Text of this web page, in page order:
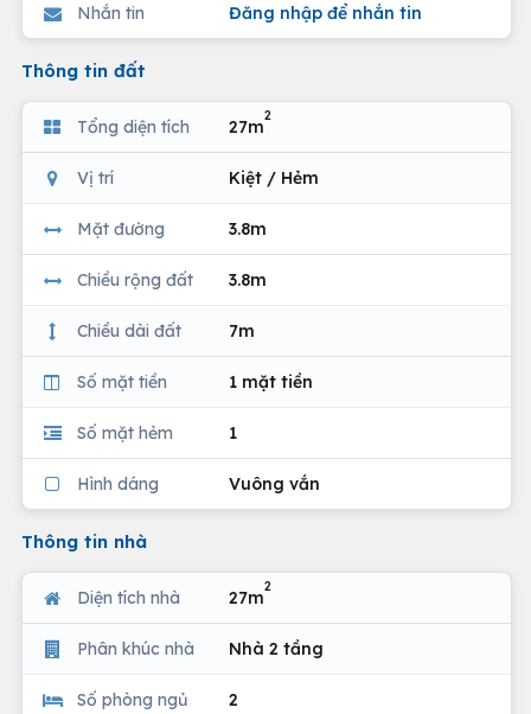
Nhắn tin Đăng nhập để nhắn tin
Thông tin đất
Tổng diện tích 27m
2
Vị trí Kiệt / Hẻm
Mặt đường 3.8m
Chiều rộng đất 3.8m
Chiều dài đất 7m
Số mặt tiền 1 mặt tiền
Số mặt hẻm 1
Hình dáng Vuông vắn
Thông tin nhà
Diện tích nhà 27m
2
Phân khúc nhà Nhà 2 tầng
Số phòng ngủ 2